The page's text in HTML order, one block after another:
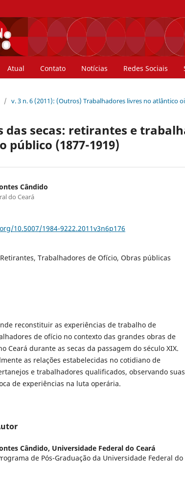
Atual Contato Notícias Redes Sociais
/ v. 3 n. 6 (2011): (Outros) Trabalhadores livres no atlântico
das secas: retirantes e
público (1877-1919)
Cândido
do Ceará
10.5007/1984-9222.2011v3n6p176
Retirantes, Trabalhadores de Ofício, Obras públicas
reconstituir as experiências de trabalho de
de ofício no contexto das grandes obras de
Ceará durante as secas da passagem do século XIX.
as relações estabelecidas no cotidiano de
e trabalhadores qualificados, observando suas
de experiências na luta operária.
Cândido, Universidade Federal do Ceará
de Pós-Graduação da Universidade Federal do